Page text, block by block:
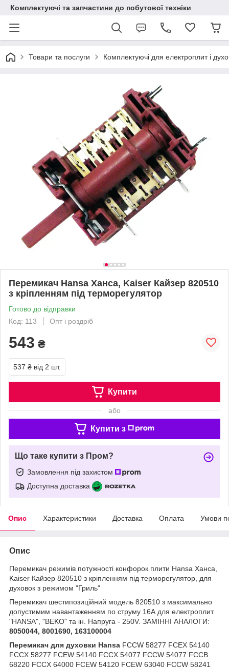
Комплектуючі та запчастини до побутової техніки
Товари та послуги Комплектуючі для електроплит і
Перемикач Hansa Ханса, Kaiser Кайзер 820510
з кріпленням під терморегулятор
Готово до відправки
Код: 113
Опт і роздріб
543 ₴
537 ₴ від 2 шт.
Купити
або
Купити з
Що таке купити з Пром?
Замовлення під захистом
Доступна доставка
Опис Характеристики Доставка Оплата Умови
Опис
Перемикач режимів потужності конфорок плити Hansa Ханса,
Kaiser Кайзер 820510 з кріпленням під терморегулятор, для
духовок з режимом "Гриль"
Перемикач шестипозиційний модель 820510 з максимально
допустимим навантаженням по струму 16А для електроплит
"HANSA", "BEKO" та ін. Напруга - 250V. ЗАМІННІ АНАЛОГИ:
8050044, 8001690, 163100004
Перемикач для духовки Hansa FCCW 58277 FCEX 54140
FCCX 58277 FCEW 54140 FCCX 54077 FCCW 54077 FCCB
68220 FCCX 64000 FCEW 54120 FCEW 63040 FCCW 58241